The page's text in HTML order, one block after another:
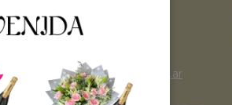
Ubicación: Argentina
contacto@floresavenida.com.ar